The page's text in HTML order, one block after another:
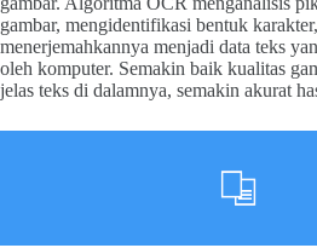
gambar, mengidentifikasi bentuk
menerjemahkannya menjadi data teks
oleh komputer. Semakin baik kualitas
jelas teks di dalamnya, semakin akurat